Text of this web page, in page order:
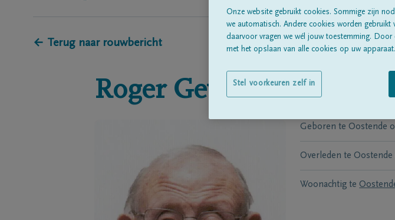
← Terug naar rouwbericht
Roger Gevaert
Geboren te Oostende
Overleden te Oostende
Woonachtig te
Onze website gebruikt cookies. Sommige zijn
we automatisch. Andere cookies worden
daarvoor vragen we wél jouw toestemming.
met het opslaan van alle cookies op uw
Stel voorkeuren zelf in